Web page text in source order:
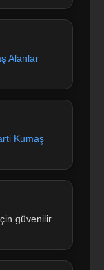
Alanlar
Kumaş
güvenilir